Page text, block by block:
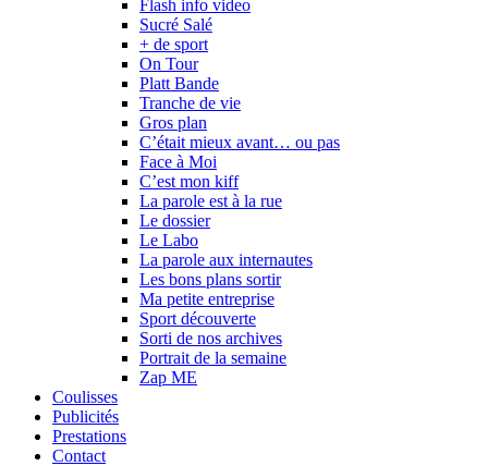
Flash info video
Sucré Salé
+ de sport
On Tour
Platt Bande
Tranche de vie
Gros plan
C’était mieux avant… ou pas
Face à Moi
C’est mon kiff
La parole est à la rue
Le dossier
Le Labo
La parole aux internautes
Les bons plans sortir
Ma petite entreprise
Sport découverte
Sorti de nos archives
Portrait de la semaine
Zap ME
Coulisses
Publicités
Prestations
Contact